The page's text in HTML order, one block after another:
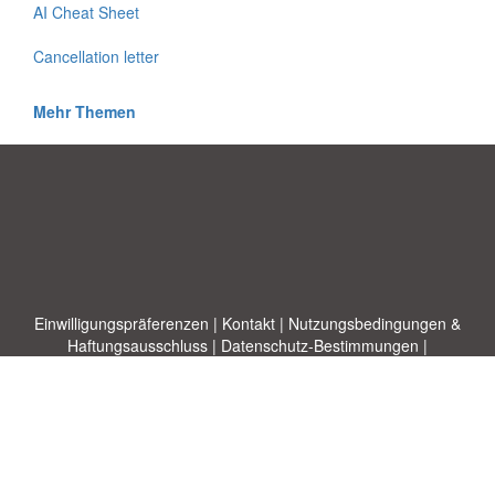
AI Cheat Sheet
Cancellation letter
Mehr Themen
Einwilligungspräferenzen | Kontakt | Nutzungsbedingungen &
Haftungsausschluss | Datenschutz-Bestimmungen |